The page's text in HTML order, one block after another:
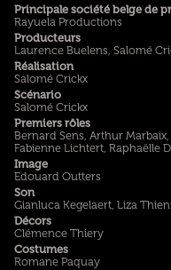
Principale société belge de
Rayuela Productions
Producteurs
Laurence Buelens, Salomé
Réalisation
Salomé Crickx
Scénario
Salomé Crickx
Premiers rôles
Bernard Sens, Arthur
Fabienne Lichtert, Raphaëlle
Image
Edouard Outters
Son
Gianluca Kegelaert, Liza
Décors
Clémence Thiery
Costumes
Romane Paquay